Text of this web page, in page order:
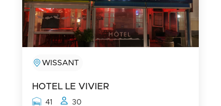
WISSANT
HOTEL LE VIVIER
Rooms capacity
41 People capacity
30